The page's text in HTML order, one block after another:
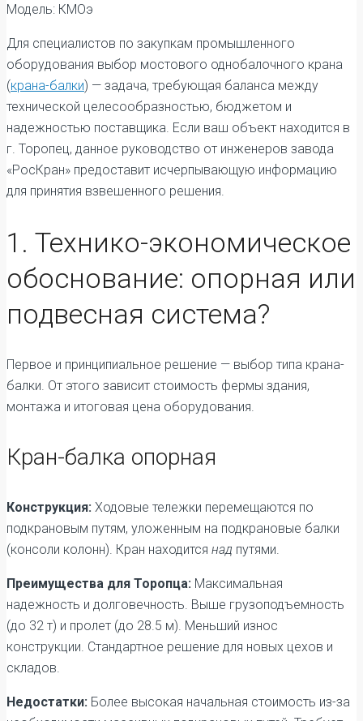
Модель: КМОэ
Для специалистов по закупкам промышленного
оборудования выбор мостового однобалочного крана
(крана-балки) — задача, требующая баланса между
технической целесообразностью, бюджетом и
надежностью поставщика. Если ваш объект находится в
г. Торопец, данное руководство от инженеров завода
«РосКран» предоставит исчерпывающую информацию
для принятия взвешенного решения.
1. Технико-экономическое
обоснование: опорная или
подвесная система?
Первое и принципиальное решение — выбор типа крана-
балки. От этого зависит стоимость фермы здания,
монтажа и итоговая цена оборудования.
Кран-балка опорная
Конструкция: Ходовые тележки перемещаются по
подкрановым путям, уложенным на подкрановые балки
(консоли колонн). Кран находится над путями.
Преимущества для Торопца: Максимальная
надежность и долговечность. Выше грузоподъемность
(до 32 т) и пролет (до 28.5 м). Меньший износ
конструкции. Стандартное решение для новых цехов и
складов.
Недостатки: Более высокая начальная стоимость из-за